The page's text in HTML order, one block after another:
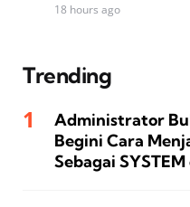
18 hours ago
Trending
Administrator
Begini Cara
Sebagai